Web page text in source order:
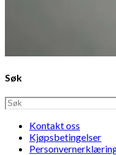
Søk
Kontakt oss
Kjøpsbetingelser